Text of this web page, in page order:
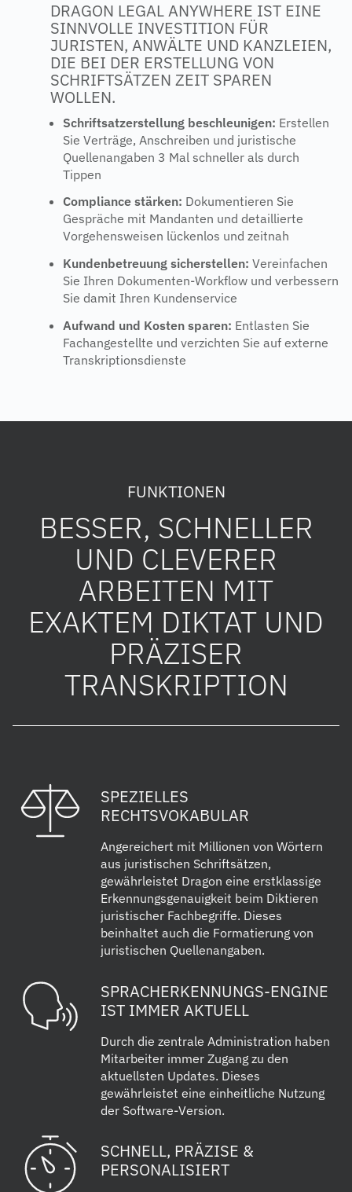
DRAGON LEGAL ANYWHERE IST EINE
SINNVOLLE INVESTITION FÜR
JURISTEN, ANWÄLTE UND KANZLEIEN,
DIE BEI DER ERSTELLUNG VON
SCHRIFTSÄTZEN ZEIT SPAREN
WOLLEN.
Schriftsatzerstellung beschleunigen: Erstellen
Sie Verträge, Anschreiben und juristische
Quellenangaben 3 Mal schneller als durch
Tippen
Compliance stärken: Dokumentieren Sie
Gespräche mit Mandanten und detaillierte
Vorgehensweisen lückenlos und zeitnah
Kundenbetreuung sicherstellen: Vereinfachen
Sie Ihren Dokumenten-Workflow und verbessern
Sie damit Ihren Kundenservice
Aufwand und Kosten sparen: Entlasten Sie
Fachangestellte und verzichten Sie auf externe
Transkriptionsdienste
FUNKTIONEN
BESSER, SCHNELLER
UND CLEVERER
ARBEITEN MIT
EXAKTEM DIKTAT UND
PRÄZISER
TRANSKRIPTION
SPEZIELLES
RECHTSVOKABULAR
Angereichert mit Millionen von Wörtern
aus juristischen Schriftsätzen,
gewährleistet Dragon eine erstklassige
Erkennungsgenauigkeit beim Diktieren
juristischer Fachbegriffe. Dieses
beinhaltet auch die Formatierung von
juristischen Quellenangaben.
SPRACHERKENNUNGS-ENGINE
IST IMMER AKTUELL
Durch die zentrale Administration haben
Mitarbeiter immer Zugang zu den
aktuellsten Updates. Dieses
gewährleistet eine einheitliche Nutzung
der Software-Version.
SCHNELL, PRÄZISE &
PERSONALISIERT